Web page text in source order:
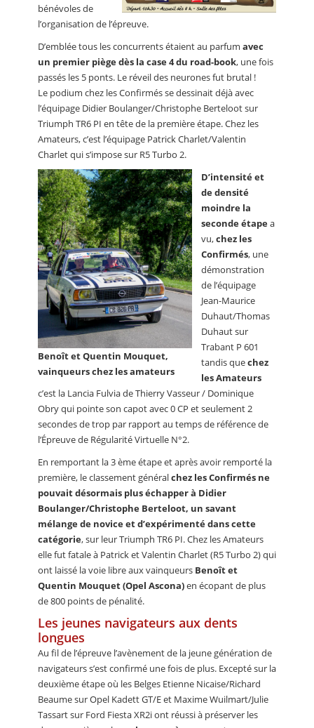
bénévoles de
l’organisation de l’épreuve.
D’emblée tous les concurrents étaient au parfum avec
un premier piège dès la case 4 du road-book, une fois
passés les 5 ponts. Le réveil des neurones fut brutal !
Le podium chez les Confirmés se dessinait déjà avec
l’équipage Didier Boulanger/Christophe Berteloot sur
Triumph TR6 PI en tête de la première étape. Chez les
Amateurs, c’est l’équipage Patrick Charlet/Valentin
Charlet qui s’impose sur R5 Turbo 2.
Benoît et Quentin Mouquet,
vainqueurs chez les amateurs
D’intensité et
de densité
moindre la
seconde étapea
vu,chez les
Confirmés, une
démonstration
de l’équipage
Jean-Maurice
Duhaut/Thomas
Duhaut sur
Trabant P 601
tandis quechez
les Amateurs
c’est la Lancia Fulvia de Thierry Vasseur / Dominique
Obry qui pointe son capot avec 0 CP et seulement 2
secondes de trop par rapport au temps de référence de
l’Épreuve de Régularité Virtuelle N°2.
En remportant la 3 ème étape et après avoir remporté la
première, le classement généralchez les Confirmés ne
pouvait désormais plus échapper à Didier
Boulanger/Christophe Berteloot, un savant
mélange de novice et d’expérimenté dans cette
catégorie, sur leur Triumph TR6 PI. Chez les Amateurs
elle fut fatale à Patrick et Valentin Charlet (R5 Turbo 2) qui
ont laissé la voie libre aux vainqueurs Benoît et
Quentin Mouquet (Opel Ascona)en écopant de plus
de 800 points de pénalité.
Les jeunes navigateurs aux dents
longues
Au fil de l’épreuve l’avènement de la jeune génération de
navigateurs s’est confirmé une fois de plus. Excepté sur la
deuxième étape où les Belges Etienne Nicaise/Richard
Beaume sur Opel Kadett GT/E et Maxime Wuilmart/Julie
Tassart sur Ford Fiesta XR2i ont réussi à préserver les